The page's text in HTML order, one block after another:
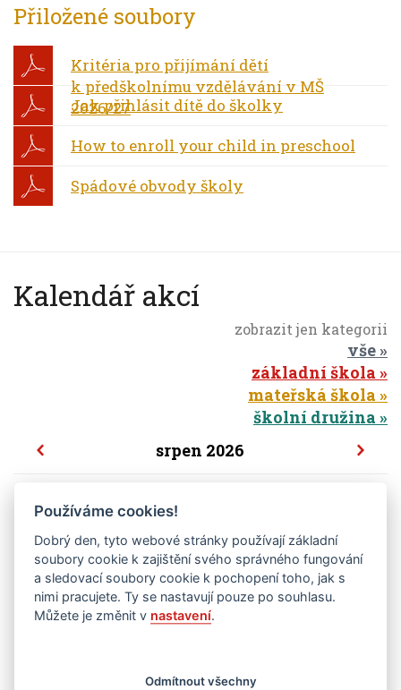
Přiložené soubory
Kritéria pro přijímání dětí
k předškolnímu vzdělávání v MŠ
2026/27
Jak přihlásit dítě do školky
How to enroll your child in preschool
Spádové obvody školy
Kalendář akcí
zobrazit jen kategorii
vše
základní škola
mateřská škola
školní družina
srpen 2026
3 4 5 6 7 8 9
10 11 12 13 14 15
Používáme cookies!
Dobrý den, tyto webové stránky používají základní
soubory cookie k zajištění svého správného fungování
a sledovací soubory cookie k pochopení toho, jak s
nimi pracujete. Ty se nastavují pouze po souhlasu.
Můžete je změnit v nastavení.
Odmítnout všechny